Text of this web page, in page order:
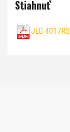
Stiahnuť
JLG